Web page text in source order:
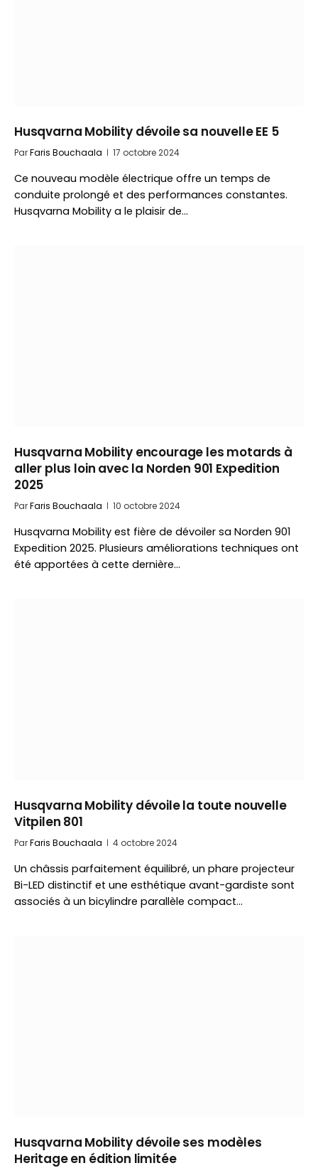
Husqvarna Mobility dévoile sa nouvelle EE 5
ParFaris Bouchaala 17 octobre 2024
Ce nouveau modèle électrique offre un temps de
conduite prolongé et des performances constantes.
Husqvarna Mobility a le plaisir de…
Husqvarna Mobility encourage les motards à
aller plus loin avec la Norden 901 Expedition
2025
ParFaris Bouchaala 10 octobre 2024
Husqvarna Mobility est fière de dévoiler sa Norden 901
Expedition 2025. Plusieurs améliorations techniques ont
été apportées à cette dernière…
Husqvarna Mobility dévoile la toute nouvelle
Vitpilen 801
ParFaris Bouchaala 4 octobre 2024
Un châssis parfaitement équilibré, un phare projecteur
Bi-LED distinctif et une esthétique avant-gardiste sont
associés à un bicylindre parallèle compact…
Husqvarna Mobility dévoile ses modèles
Heritage en édition limitée